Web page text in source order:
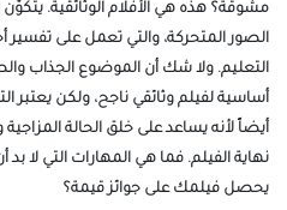
مشوقة؟ هذه هي الأفلام الوثائقية.
الصور المتحركة، والتي تعمل على تفسير
التعليم. ولا شك أن الموضوع الجذاب
أساسية لفيلم وثائقي ناجح، ولكن يعتبر
أيضاً لأنه يساعد على خلق الحالة
نهاية الفيلم. فما هي المهارات التي لا
يحصل فيلمك على جوائز قيمة؟